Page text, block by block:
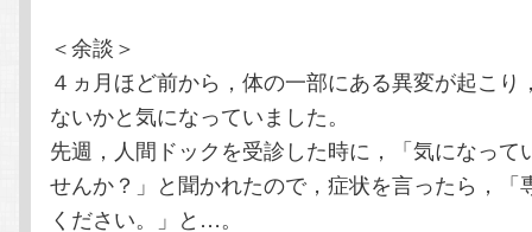
移
動
動
＜余談＞
４ヵ月ほど前から，体の一部にある異変が起こり
ないかと気になっていました。
先週，人間ドックを受診した時に，「気になって
せんか？」と聞かれたので，症状を言ったら，「
ください。」と…。